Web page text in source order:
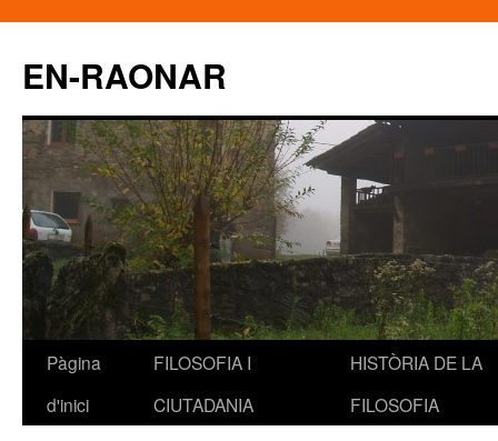
EN-RAONAR
Vés
Pàgina
d'inici
FILOSOFIA I
CIUTADANIA
HISTÒRIA DE LA
FILOSOFIA